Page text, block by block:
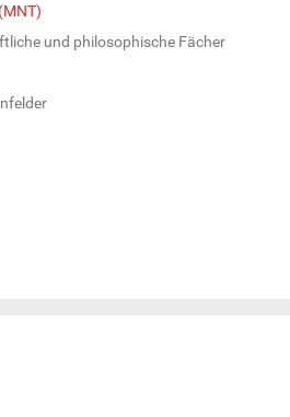
und philosophische Fächer